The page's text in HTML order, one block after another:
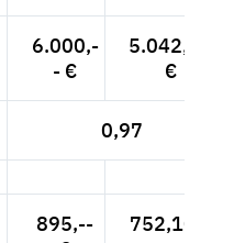
6.000,-
- €
5.042,02
€
0,97
895,--
752,10 €